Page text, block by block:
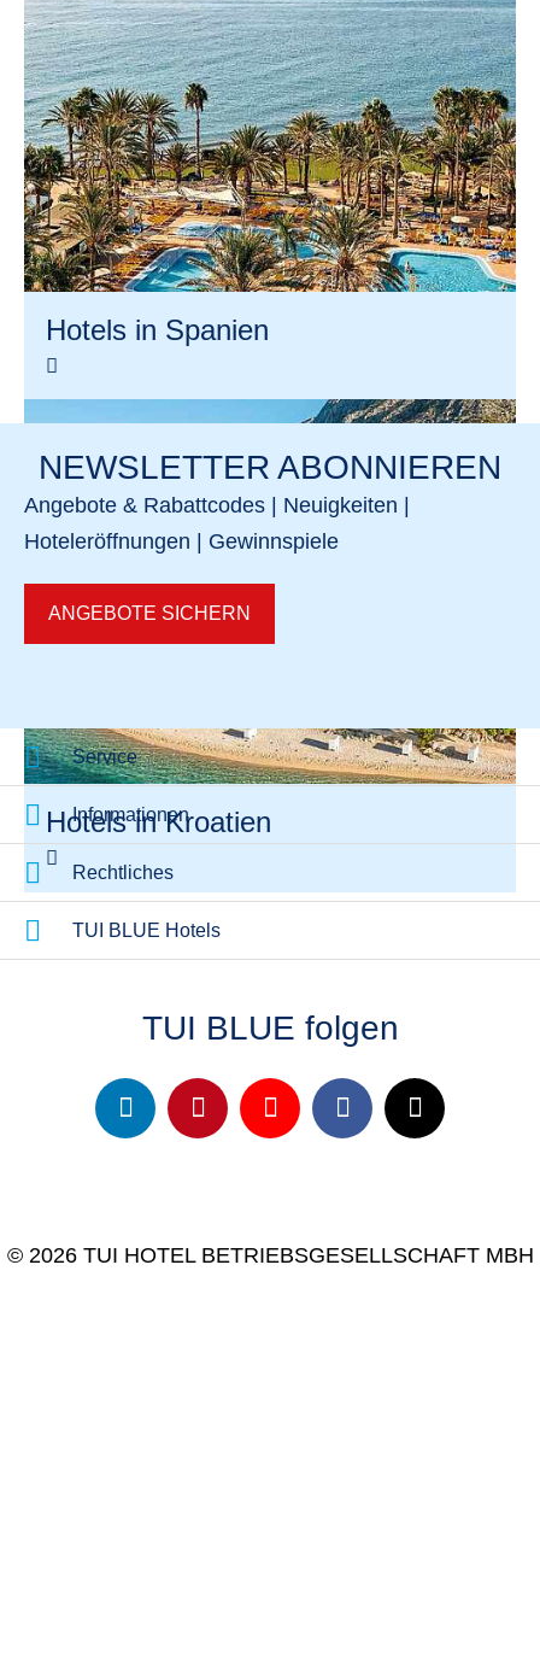
Hotels in Spanien
Hotels in Kroatien
NEWSLETTER ABONNIEREN
Angebote & Rabattcodes | Neuigkeiten |
Hoteleröffnungen | Gewinnspiele
ANGEBOTE SICHERN
Service
Informationen
Rechtliches
TUI BLUE Hotels
TUI BLUE folgen
© 2026 TUI HOTEL BETRIEBSGESELLSCHAFT MBH